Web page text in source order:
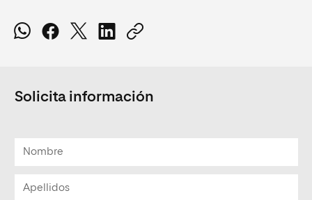
Solicita información